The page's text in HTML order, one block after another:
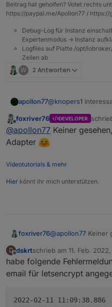
Beitrag hat geholfen? Votet rechts
https://paypal.me/Apollon77 /
Debug-Log für Instanz
Expertenmodus -> Instanz
Logfiles auf Platte /opt/
Zeilen ab
W 2 Antworten
apollon77@knopers1
dich als Quick Fix:
/opt/iobroker/
myAdapter.js Zeile
Anpassen muss es
I added to
Offline
foxriver76 DEVELOPER
@apollon77 Keiner
Adapter
Videotutorials & mehr
Hier könnt ihr mich unterstützen.
foxriver76@apollon77 Keiner
D
Offline
dskrtschrieb am 11. Feb. 2022,
zuletzt editiert von
habe folgende
email für letsencrypt
2022-02-11